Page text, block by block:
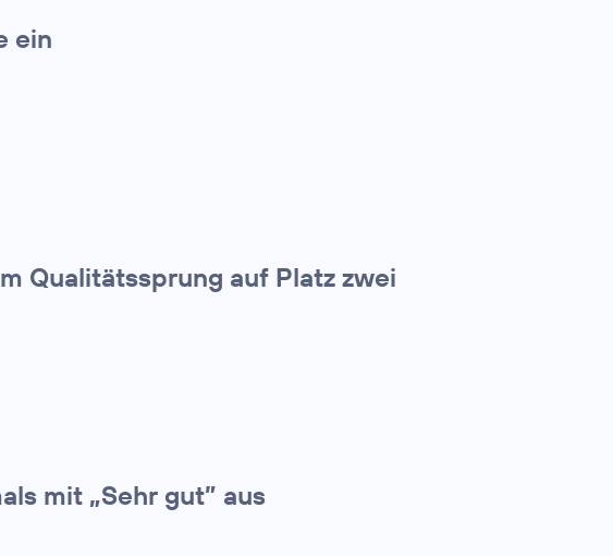
ein
Qualitätssprung auf Platz zwei
mit „Sehr gut” aus